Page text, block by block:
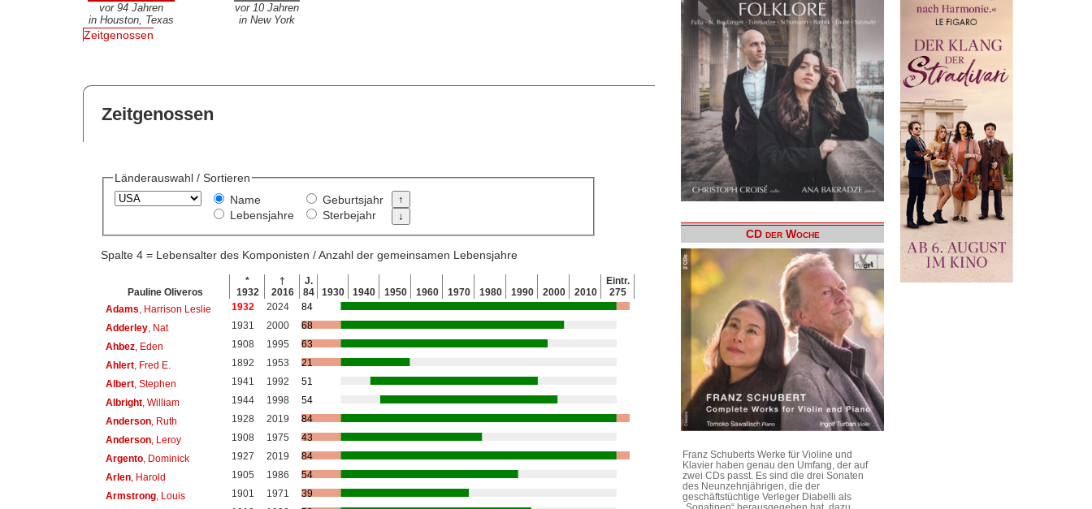
vor 94 Jahren
in Houston, Texas
vor 10 Jahren
in New York
Zeitgenossen
Zeitgenossen
Länderauswahl / Sortieren
Name
Lebensjahre
Geburtsjahr
Sterbejahr
Spalte 4 = Lebensalter des Komponisten / Anzahl der gemeinsamen Lebensjahre
Pauline Oliveros
*
1932
†
2016
J.
84
1930 1940 1950 1960 1970 1980 1990 2000 2010
Eintr.
275
Adams , Harrison Leslie 1932 2024
84
Adderley, Nat 1931 2000
68
Ahbez, Eden 1908 1995
63
Ahlert, Fred E. 1892 1953
21
Albert, Stephen 1941 1992
51
Albright, William 1944 1998
54
Anderson, Ruth 1928 2019
84
Anderson, Leroy 1908 1975
43
Argento, Dominick 1927 2019
84
Arlen, Harold 1905 1986
54
Armstrong, Louis 1901 1971
39
CD der Woche
Franz Schuberts Werke für Violine und
Klavier haben genau den Umfang, der auf
zwei CDs passt. Es sind die drei Sonaten
des Neunzehnjährigen, die der
geschäftstüchtige Verleger Diabelli als